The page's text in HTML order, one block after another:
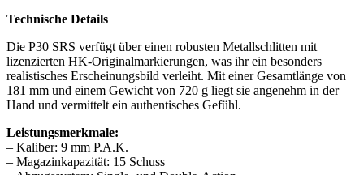
Technische Details
Die P30 SRS verfügt über einen robusten Metallschlitten mit
lizenzierten HK-Originalmarkierungen, was ihr ein besonders
realistisches Erscheinungsbild verleiht. Mit einer Gesamtlänge von
181 mm und einem Gewicht von 720 g liegt sie angenehm in der
Hand und vermittelt ein authentisches Gefühl.
Leistungsmerkmale:
– Kaliber: 9 mm P.A.K.
– Magazinkapazität: 15 Schuss